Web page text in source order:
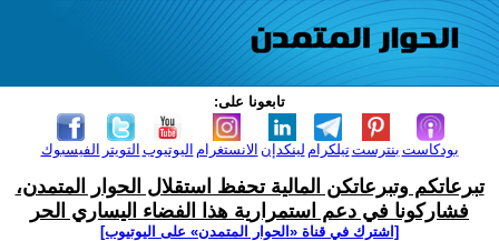
تابعونا على:
الفيسبوك التويتر اليوتيوب الانستغرام لينكدإن تيلكرامبنترست بودكاست
تبرعاتكم وتبرعاتكن المالية تحفظ استقلال الحوار المتمدن،
فشاركونا في دعم استمرارية هذا الفضاء اليساري الحر
[اشترك في قناة ‫«الحوار المتمدن» على اليوتيوب]